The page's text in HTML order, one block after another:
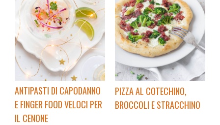
ANTIPASTI DI CAPODANNO
E FINGER FOOD VELOCI PER
IL CENONE
PIZZA AL COTECHINO,
BROCCOLI E STRACCHINO